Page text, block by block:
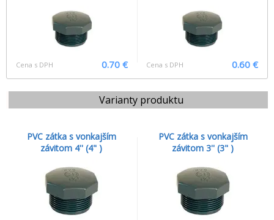
Cena s DPH 0.70 € Cena s DPH 0.60 €
Varianty produktu
PVC zátka s vonkajším
závitom 4'' (4" )
PVC zátka s vonkajším
závitom 3'' (3" )